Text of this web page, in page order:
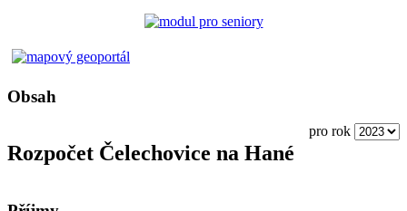
Obsah
pro rok
Rozpočet Čelechovice na Hané